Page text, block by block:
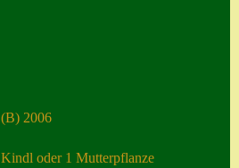
ngen
2006
oder 1 Mutterpflanze